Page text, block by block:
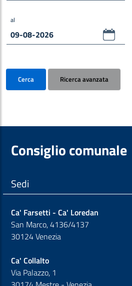
al
Cerca Ricerca avanzata
Consiglio comunale
Sedi
Ca' Farsetti - Ca' Loredan
San Marco, 4136/4137
30124 Venezia
Ca' Collalto
Via Palazzo, 1